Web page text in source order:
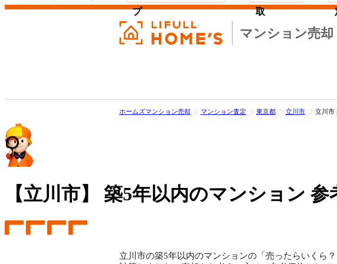
マンション売却
プ 取
ホームズマンション売却 マンション査定 東京都 立川市 立川市
【立川市】 築5年以内のマンション 参
立川市の築5年以内のマンションの「売ったらいくら